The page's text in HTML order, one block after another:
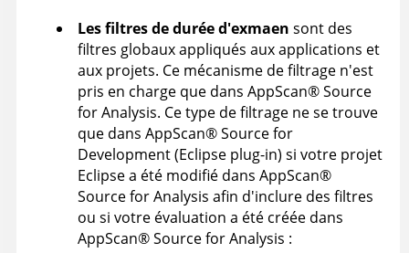
Les filtres de durée d'exmaen sont des
filtres globaux appliqués aux applications et
aux projets. Ce mécanisme de filtrage n'est
pris en charge que dans AppScan®Source
for Analysis. Ce type de filtrage ne se trouve
que dans AppScan®Source for
Development (Eclipse plug-in) si votre projet
Eclipse a été modifié dans AppScan®
Source for Analysis afin d'inclure des filtres
ou si votre évaluation a été créée dans
AppScan®Source for Analysis :